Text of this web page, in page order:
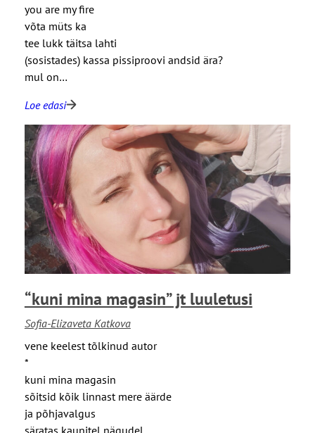
t
u
s
i
m
a
d
”
j
l
u
u
l
e
t
u
s
i
you are my fire
võta müts ka
tee lukk täitsa lahti
(sosistades) kassa pissiproovi andsid ära?
mul on…
Loe edasi
:
Ü
h
e
l
i
h
t
s
a
t
ü
d
r
u
k
u
“kuni mina magasin” jt luuletusi
Sofia-Elizaveta Katkova
vene keelest tõlkinud autor
*
kuni mina magasin
sõitsid kõik linnast mere äärde
ja põhjavalgus